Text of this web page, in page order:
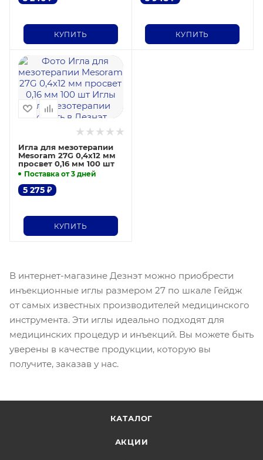
КУПИТЬ КУПИТЬ
Игла для мезотерапии
Mesoram 27G 0,4х12 мм
просвет 0,16 мм 100 шт
Поставка от 3 дней
5 275 ₽
КУПИТЬ
В интернет-магазине Дезнэт можно приобрести
инъекционные иглы размером 27 по шкале Гейдж
от самых известных производителей медицинского
инструмента. Эти иглы идеально подходят для
медицинских процедур и инъекций. Вы можете быть
уверены в качестве продукции, которую вы
получите, заказав у нас.
КАТАЛОГ
АКЦИИ